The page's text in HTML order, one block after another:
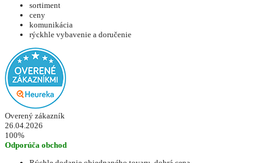
sortiment
ceny
komunikácia
rýckhle vybavenie a doručenie
Overený zákazník
26.04.2026
100%
Odporúča obchod